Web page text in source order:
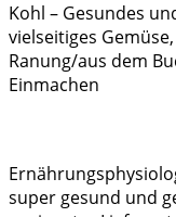
Kohl – Gesundes
vielseitiges
Ranung/aus dem
Einmachen
super gesund und